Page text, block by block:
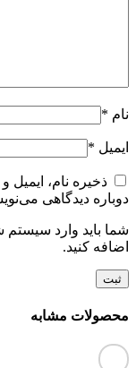
نام *
ایمیل *
ذخیره نام،
دوباره دیدگاهی
شما باید وارد سیستم
اضافه کنید.
محصولات مشابه